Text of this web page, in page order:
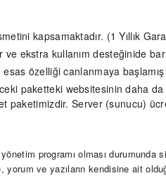
kapsamaktadır. (1 Yıllık
ekstra kullanım desteğinide
özelliği canlanmaya
paketteki websitesinin daha
paketimizdir. Server (sunucu)
programı olması
ve yazıların kendisine ait